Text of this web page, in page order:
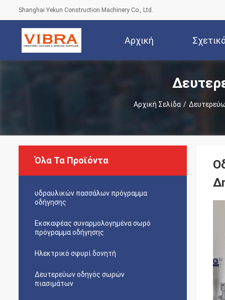
Shanghai Yekun Construction Machinery Co., Ltd.
Αρχική
Αρχική Σελίδα /
Όλα Τα Προϊόντα
υδραυλικών πασσάλων πρόγραμμα
οδήγησης
Εκσκαφέας συναρμολογημένα σωρό
πρόγραμμα οδήγησης
Ηλεκτρικό σφυρί δονητή
Δευτερεύων οδηγός σωρών
πιασιμάτων